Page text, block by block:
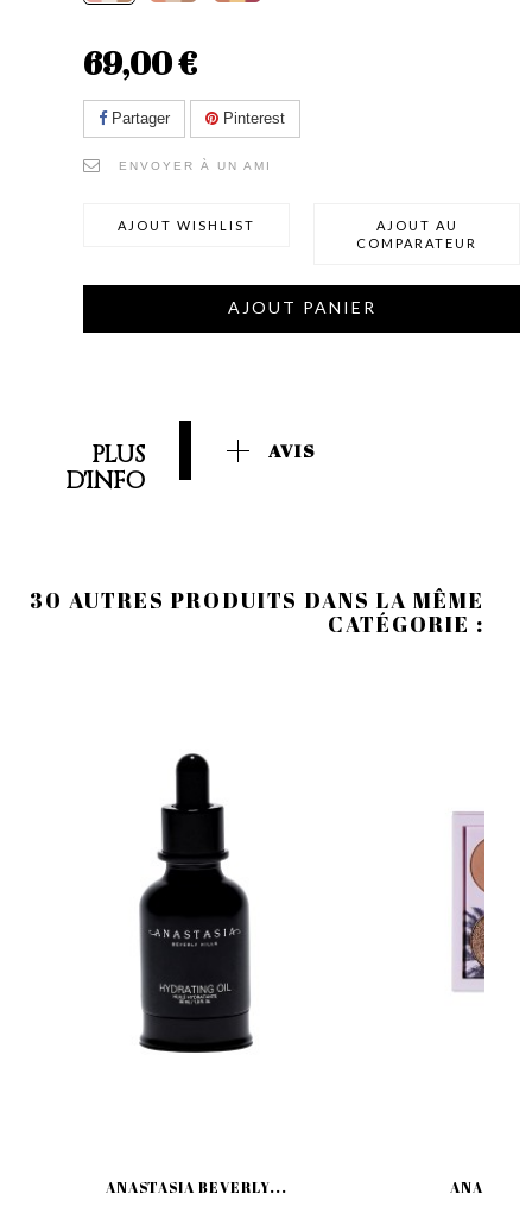
69,00 €
Partager Pinterest
ENVOYER À UN AMI
AJOUT WISHLIST
AJOUT AU
COMPARATEUR
AJOUT PANIER
PLUS
D'INFO
AVIS
30 AUTRES PRODUITS DANS LA MÊME
CATÉGORIE :
ANASTASIA BEVERLY...